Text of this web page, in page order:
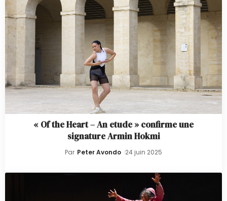
« Of the Heart – An etude » confirme une
signature Armin Hokmi
Par Peter Avondo 24 juin 2025